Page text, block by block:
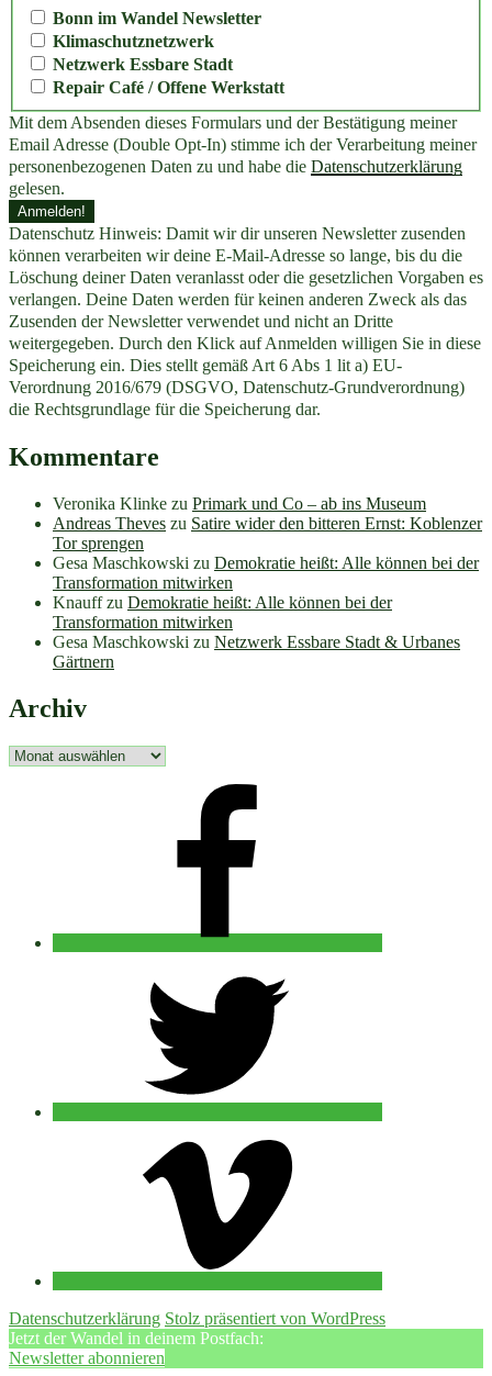
Bonn im Wandel Newsletter
Klimaschutznetzwerk
Netzwerk Essbare Stadt
Repair Café / Offene Werkstatt
Mit dem Absenden dieses Formulars und der Bestätigung meiner
Email Adresse (Double Opt-In) stimme ich der Verarbeitung meiner
personenbezogenen Daten zu und habe die Datenschutzerklärung
gelesen.
Datenschutz Hinweis: Damit wir dir unseren Newsletter zusenden
können verarbeiten wir deine E-Mail-Adresse so lange, bis du die
Löschung deiner Daten veranlasst oder die gesetzlichen Vorgaben es
verlangen. Deine Daten werden für keinen anderen Zweck als das
Zusenden der Newsletter verwendet und nicht an Dritte
weitergegeben. Durch den Klick auf Anmelden willigen Sie in diese
Speicherung ein. Dies stellt gemäß Art 6 Abs 1 lit a) EU-
Verordnung 2016/679 (DSGVO, Datenschutz-Grundverordnung)
die Rechtsgrundlage für die Speicherung dar.
Kommentare
Veronika Klinke zu Primark und Co – ab ins Museum
Andreas Theves zu Satire wider den bitteren Ernst: Koblenzer
Tor sprengen
Gesa Maschkowski zu Demokratie heißt: Alle können bei der
Transformation mitwirken
Knauffzu Demokratie heißt: Alle können bei der
Transformation mitwirken
Gesa Maschkowski zu Netzwerk Essbare Stadt & Urbanes
Gärtnern
Archiv
Archiv
Datenschutzerklärung Stolz präsentiert von WordPress
Jetzt der Wandel in deinem Postfach:
Newsletter abonnieren